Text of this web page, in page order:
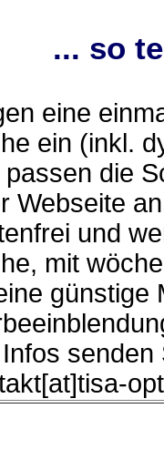
... so
eine
ein (inkl.
passen die
Webseite
und
mit
günstige
senden